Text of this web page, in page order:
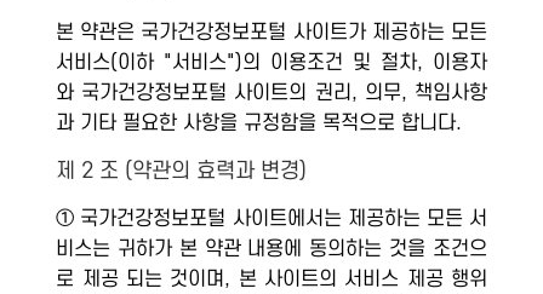
본 약관은 국가건강정보포털 사이트가 제공하는 모든
서비스(이하 "서비스")의 이용조건 및 절차, 이용자
와 국가건강정보포털 사이트의 권리, 의무, 책임사항
과 기타 필요한 사항을 규정함을 목적으로 합니다.
제 2 조 (약관의 효력과 변경)
① 국가건강정보포털 사이트에서는 제공하는 모든 서
비스는 귀하가 본 약관 내용에 동의하는 것을 조건으
로 제공 되는 것이며, 본 사이트의 서비스 제공 행위